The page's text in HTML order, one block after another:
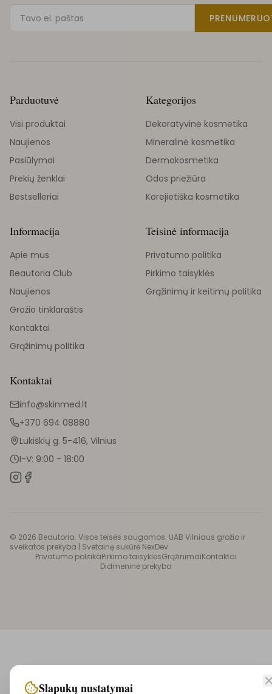
Parduotuvė
Visi produktai
Naujienos
Pasiūlymai
Prekių ženklai
Bestselleriai
Kategorijos
Dekoratyvinė kosmetika
Mineralinė kosmetika
Dermokosmetika
Odos priežiūra
Korejietiška kosmetika
Informacija
Apie mus
Beautoria Club
Naujienos
Grožio tinklaraštis
Kontaktai
Grąžinimų politika
Teisinė informacija
Privatumo politika
Pirkimo taisyklės
Grąžinimų ir keitimų politika
Kontaktai
info@skinmed.lt
+370 694 08880
Lukiškių g. 5-416, Vilnius
I-V: 9:00 - 18:00
© 2026 Beautoria. Visos teisės saugomos. UAB Vilniaus grožio ir
sveikatos prekyba | Svetainę sukūrė NexDev
Privatumo politikaPirkimo taisyklėsGrąžinimaiKontaktai
Didmeninė prekyba
Slapukų nustatymai